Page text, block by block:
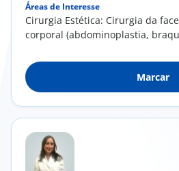
Áreas de Interesse
Cirurgia Estética: Cirurgia da
corporal (abdominoplastia,
lipoaspiração); Mamoplastia de
aumento/redução. Medicina
Preenchimento de rugas e
Botulínica (Botox®);
Harmonização Facial. Cirurgia
Reconstrução mamária;
queimaduras e sequelas;
Cirurgia oncológica cutânea.
Marcar